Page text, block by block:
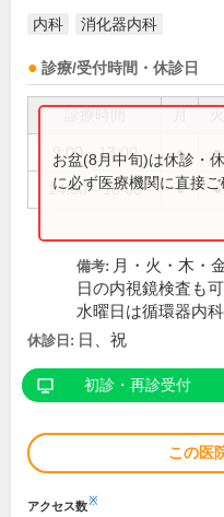
内科 消化器内科
診療/受付時間・休診日
9:00～13:00 ● ●
14:00～18:00 ● ●
お盆(8月中旬)は休診・
に必ず医療機関に直接ご
備考: 月・火・木・
日の内視鏡検査も可
水曜日は循環器内
休診日: 日、祝
初診・再診受付
この医
アクセス数※